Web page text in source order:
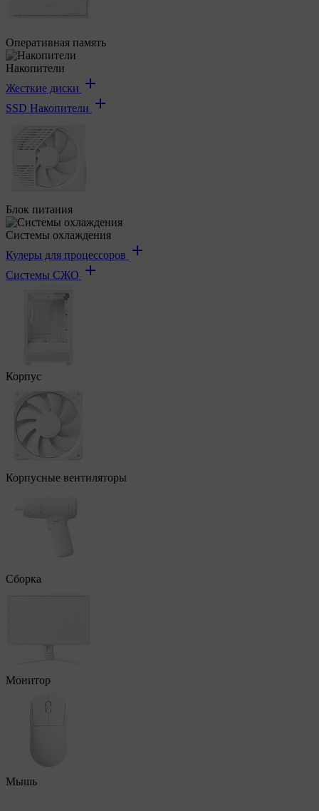
Оперативная память
Накопители
Жесткие диски
SSD Накопители
Блок питания
Системы охлаждения
Кулеры для процессоров
Системы СЖО
Корпус
Корпусные вентиляторы
Сборка
Монитор
Мышь